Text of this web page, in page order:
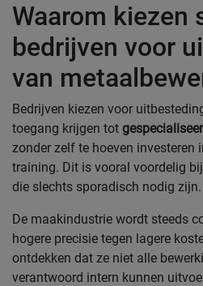
Waarom kiezen
bedrijven voor
van
Bedrijven kiezen voor
toegang krijgen tot
zonder zelf te hoeven investeren
training. Dit is vooral voordelig
die slechts sporadisch nodig zijn.
De maakindustrie wordt steeds
hogere precisie tegen lagere
ontdekken dat ze niet alle
verantwoord intern kunnen